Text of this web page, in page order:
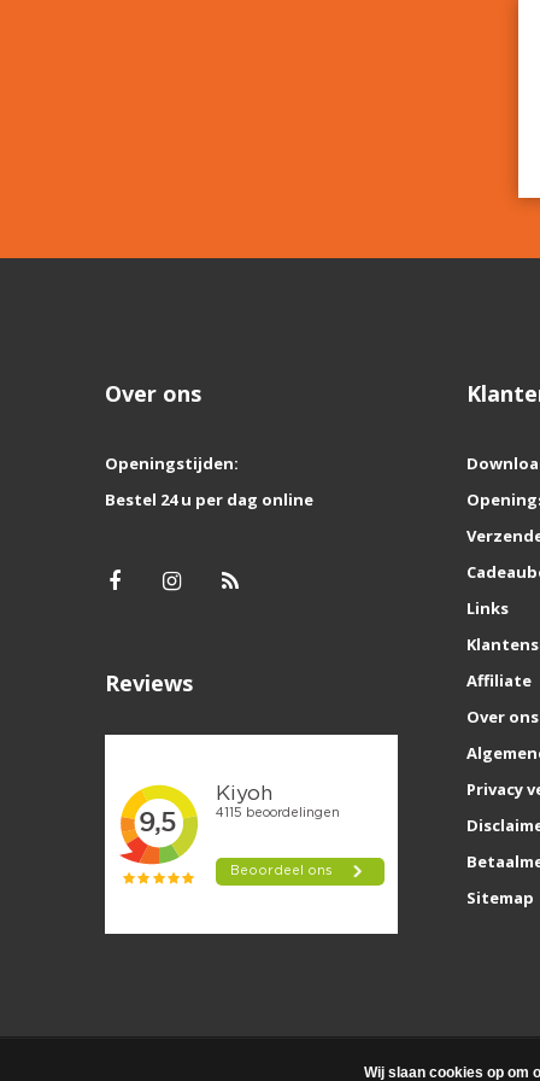
Over ons
Openingstijden:
Bestel 24 u per dag online
Reviews
Links
Affiliate
Over ons
Privacy
Sitemap
Wij slaan cookies op om